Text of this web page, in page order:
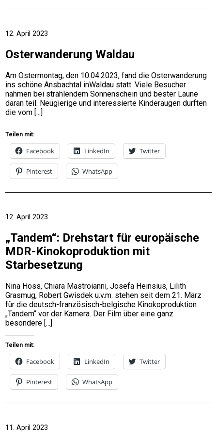
12. April 2023
Osterwanderung Waldau
Am Ostermontag, den 10.04.2023, fand die Osterwanderung
ins schöne Ansbachtal inWaldau statt. Viele Besucher
nahmen bei strahlendem Sonnenschein und bester Laune
daran teil. Neugierige und interessierte Kinderaugen durften
die vom
Teilen mit:
Facebook LinkedIn Twitter
Pinterest WhatsApp
12. April 2023
„Tandem“: Drehstart für europäische
MDR-Kinokoproduktion mit
Starbesetzung
Nina Hoss, Chiara Mastroianni, Josefa Heinsius, Lilith
Grasmug, Robert Gwisdek u.v.m. stehen seit dem 21. März
für die deutsch-französisch-belgische Kinokoproduktion
„Tandem“ vor der Kamera. Der Film über eine ganz
besondere
Teilen mit:
Facebook LinkedIn Twitter
Pinterest WhatsApp
11. April 2023